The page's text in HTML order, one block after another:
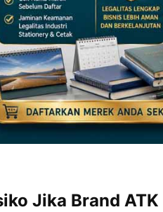
Jika Brand